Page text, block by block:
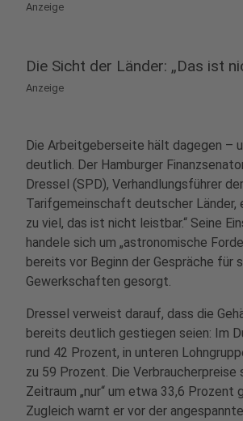
Anzeige
Die Sicht der Länder: „Das ist
Anzeige
Die Arbeitgeberseite hält dagegen –
deutlich. Der Hamburger
Dressel (SPD), Verhandlungsführer der
Tarifgemeinschaft deutscher Länder,
zu viel, das ist nicht leistbar.“ Seine
handele sich um „astronomische
bereits vor Beginn der Gespräche für
Gewerkschaften gesorgt.
Dressel verweist darauf, dass die
bereits deutlich gestiegen seien: Im
rund 42 Prozent, in unteren
zu 59 Prozent. Die Verbraucherpreise
Zeitraum „nur“ um etwa 33,6 Prozent
Zugleich warnt er vor der